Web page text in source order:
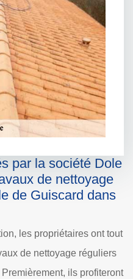
par la société Dole
de nettoyage
de Guiscard dans
les propriétaires ont tout
de nettoyage réguliers
ils profiteront